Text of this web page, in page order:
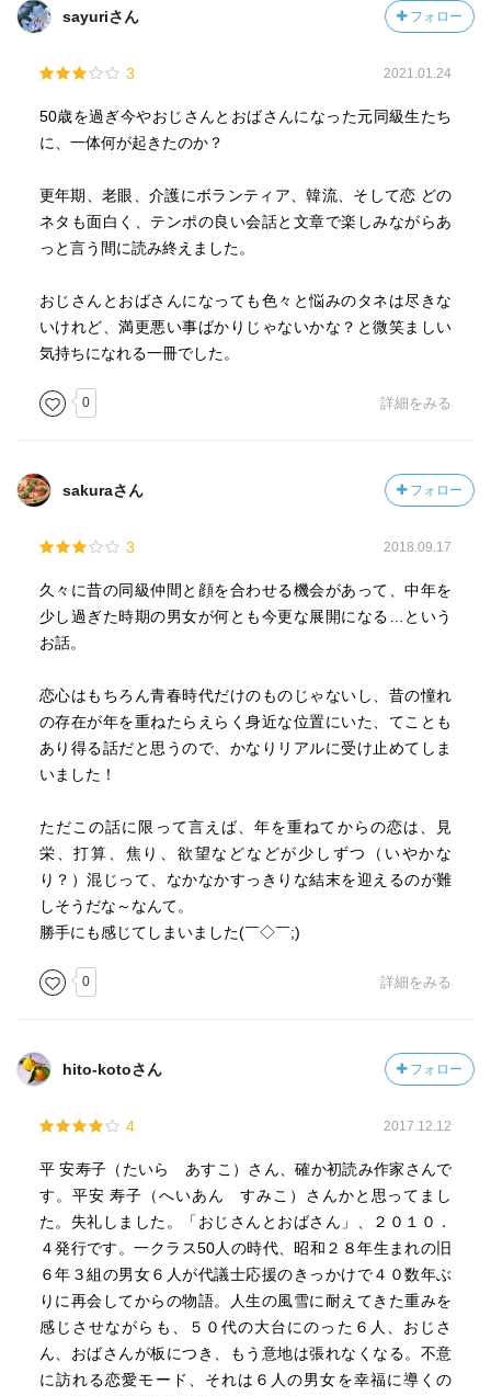
sayuriさん フォロー
3 2021.01.24
50歳を過ぎ今やおじさんとおばさんになった元同級生たち
に、一体何が起きたのか？
更年期、老眼、介護にボランティア、韓流、そして恋 どの
ネタも面白く、テンポの良い会話と文章で楽しみながらあ
っと言う間に読み終えました。
おじさんとおばさんになっても色々と悩みのタネは尽きな
いけれど、満更悪い事ばかりじゃないかな？と微笑ましい
気持ちになれる一冊でした。
0 詳細をみる
sakuraさん フォロー
3 2018.09.17
久々に昔の同級仲間と顔を合わせる機会があって、中年を
少し過ぎた時期の男女が何とも今更な展開になる…という
お話。
恋心はもちろん青春時代だけのものじゃないし、昔の憧れ
の存在が年を重ねたらえらく身近な位置にいた、てことも
あり得る話だと思うので、かなりリアルに受け止めてしま
いました！
ただこの話に限って言えば、年を重ねてからの恋は、見
栄、打算、焦り、欲望などなどが少しずつ（いやかな
り？）混じって、なかなかすっきりな結末を迎えるのが難
しそうだな～なんて。
勝手にも感じてしまいました(￣◇￣;)
0 詳細をみる
hito-kotoさん フォロー
4 2017.12.12
平 安寿子（たいら あすこ）さん、確か初読み作家さんで
す。平安 寿子（へいあん すみこ）さんかと思ってまし
た。失礼しました。「おじさんとおばさん」、２０１０．
４発行です。一クラス50人の時代、昭和２８年生まれの旧
６年３組の男女６人が代議士応援のきっかけで４０数年ぶ
りに再会してからの物語。人生の風雪に耐えてきた重みを
感じさせながらも、５０代の大台にのった６人、おじさ
ん、おばさんが板につき、もう意地は張れなくなる。不意
に訪れる恋愛モード、それは６人の男女を幸福に導くの